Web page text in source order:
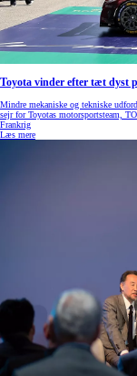
Toyota vinder efter tæt dyst
Mindre mekaniske og tekniske
sejr for Toyotas motorsportsteam,
Frankrig
Læs mere